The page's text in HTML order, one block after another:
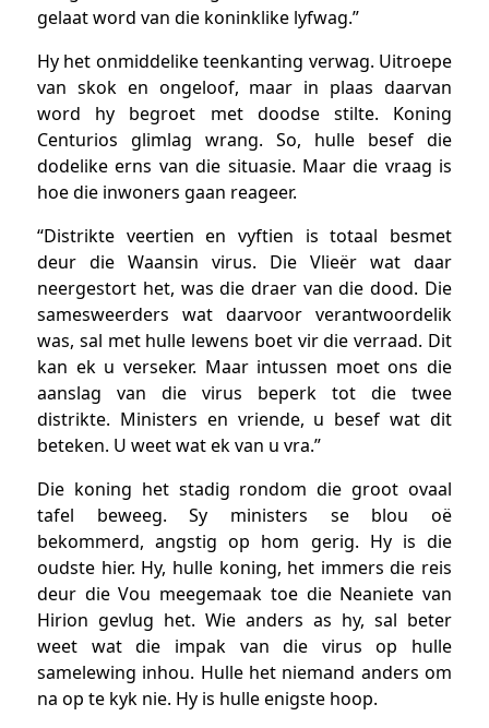
gelaat word van die koninklike lyfwag.”
Hy het onmiddelike teenkanting verwag. Uitroepe
van skok en ongeloof, maar in plaas daarvan
word hy begroet met doodse stilte. Koning
Centurios glimlag wrang. So, hulle besef die
dodelike erns van die situasie. Maar die vraag is
hoe die inwoners gaan reageer.
“Distrikte veertien en vyftien is totaal besmet
deur die Waansin virus. Die Vlieër wat daar
neergestort het, was die draer van die dood. Die
samesweerders wat daarvoor verantwoordelik
was, sal met hulle lewens boet vir die verraad. Dit
kan ek u verseker. Maar intussen moet ons die
aanslag van die virus beperk tot die twee
distrikte. Ministers en vriende, u besef wat dit
beteken. U weet wat ek van u vra.”
Die koning het stadig rondom die groot ovaal
tafel beweeg. Sy ministers se blou oë
bekommerd, angstig op hom gerig. Hy is die
oudste hier. Hy, hulle koning, het immers die reis
deur die Vou meegemaak toe die Neaniete van
Hirion gevlug het. Wie anders as hy, sal beter
weet wat die impak van die virus op hulle
samelewing inhou. Hulle het niemand anders om
na op te kyk nie. Hy is hulle enigste hoop.